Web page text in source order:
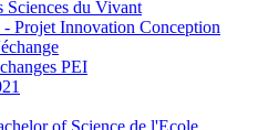
Sciences du Vivant
Projet Innovation Conception
PEI
of Science de l'Ecole